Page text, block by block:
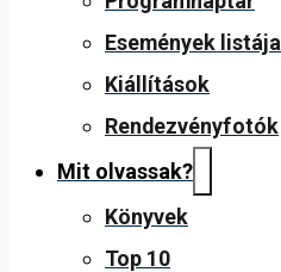
Események listája
Kiállítások
Rendezvényfotók
Mit olvassak?
Könyvek
Top 10